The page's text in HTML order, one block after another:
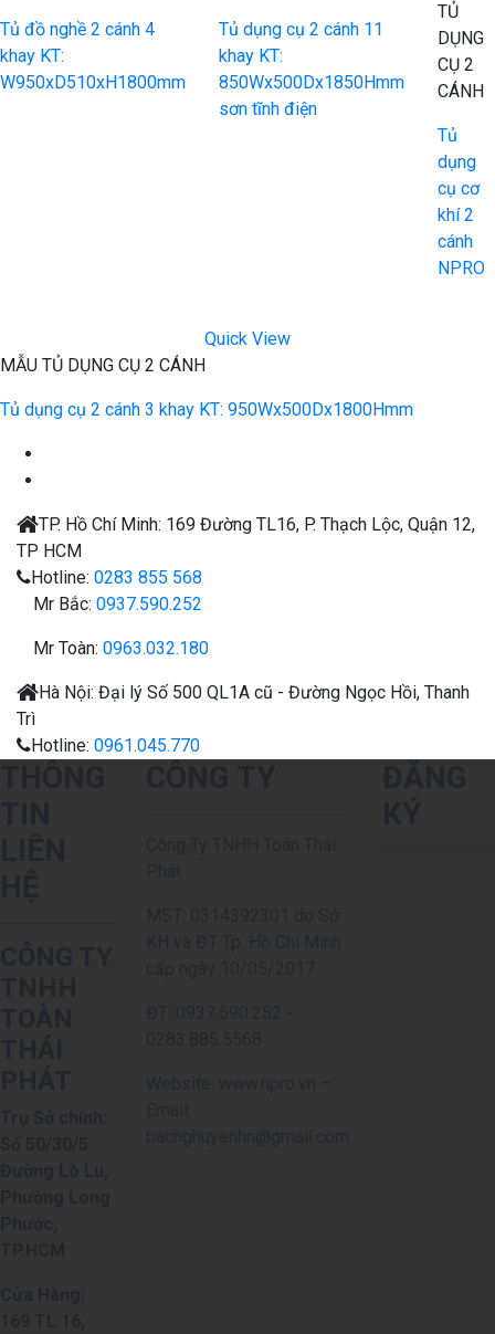
Tủ đồ nghề 2 cánh 4
khay KT:
W950xD510xH1800mm
Tủ dụng cụ 2 cánh 11
khay KT:
850Wx500Dx1850Hmm
sơn tĩnh điện
TỦ
DỤNG
CỤ 2
CÁNH
Tủ
dụng
cụ cơ
khí 2
cánh
NPRO
Quick View
MẪU TỦ DỤNG CỤ 2 CÁNH
Tủ dụng cụ 2 cánh 3 khay KT: 950Wx500Dx1800Hmm
TP. Hồ Chí Minh: 169 Đường TL16, P. Thạch Lộc, Quận 12,
TP HCM
Hotline: 0283 855 568
Mr Bắc: 0937.590.252
Mr Toàn: 0963.032.180
Hà Nội: Đại lý Số 500 QL1A cũ - Đường Ngọc Hồi, Thanh
Trì
Hotline: 0961.045.770